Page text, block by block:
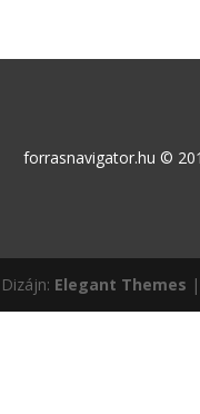
forrasnavigator.hu ©
Dizájn: Elegant Themes